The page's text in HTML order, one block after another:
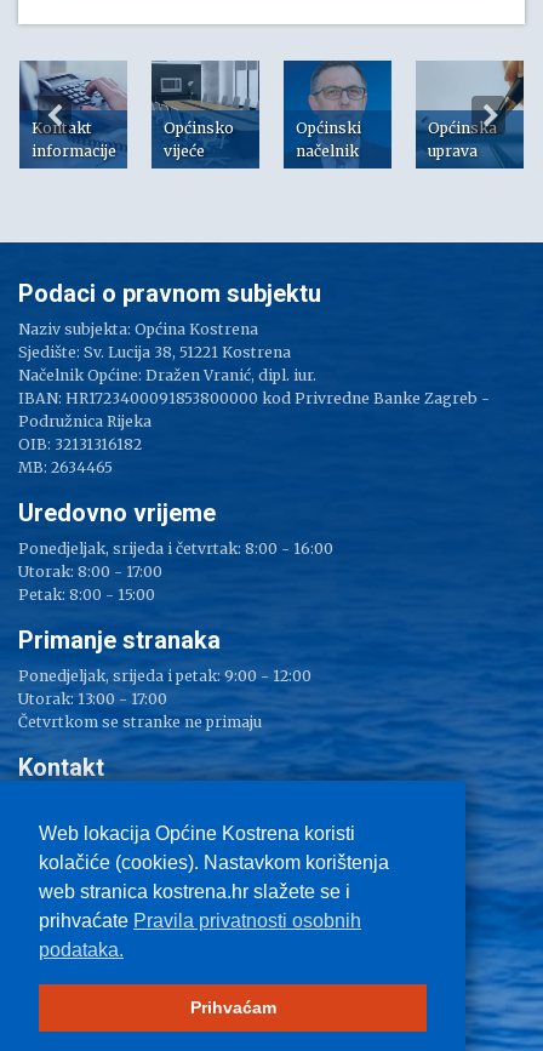
Kontakt
informacije
Općinsko
vijeće
Općinski
načelnik
Općinska
uprava
Web lokacija Općine Kostrena koristi
kolačiće (cookies). Nastavkom korištenja
web stranica kostrena.hr slažete se i
prihvaćate Pravila privatnosti osobnih
podataka.
Prihvaćam
Podaci o pravnom subjektu
Naziv subjekta: Općina Kostrena
Sjedište: Sv. Lucija 38, 51221 Kostrena
Načelnik Općine: Dražen Vranić, dipl. iur.
IBAN: HR1723400091853800000 kod Privredne Banke Zagreb -
Podružnica Rijeka
OIB: 32131316182
MB: 2634465
Uredovno vrijeme
Ponedjeljak, srijeda i četvrtak: 8:00 - 16:00
Utorak: 8:00 - 17:00
Petak: 8:00 - 15:00
Primanje stranaka
Ponedjeljak, srijeda i petak: 9:00 - 12:00
Utorak: 13:00 - 17:00
Četvrtkom se stranke ne primaju
Kontakt
Tel: 051/ 209 000
Fax: 051/ 289 400
E-mail:kostrena@kostrena.hr
Kontakt informacije
Uvjeti korištenja
Pravo na pristup informacijama
Zaštita privatnosti